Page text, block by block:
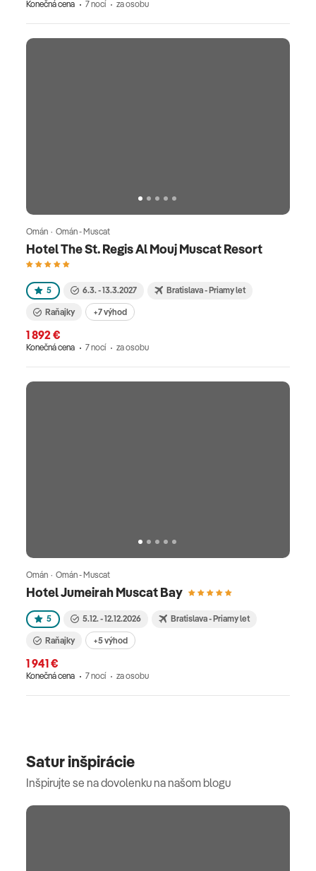
Konečná cena 7 nocí za osobu
Hotel The St. Regis Al Mouj Muscat Resort
Omán · Omán - Muscat
5 6.3. - 13.3.2027 Bratislava - Priamy let
Raňajky +7 výhod
1 892 €
Konečná cena 7 nocí za osobu
Hotel Jumeirah Muscat Bay
Omán · Omán - Muscat
5 5.12. - 12.12.2026 Bratislava - Priamy let
Raňajky +5 výhod
1 941 €
Konečná cena 7 nocí za osobu
Satur inšpirácie
Inšpirujte se na dovolenku na našom blogu